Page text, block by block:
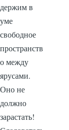
держим в
уме
свободное
пространств
о между
ярусами.
Оно не
должно
зарастать!